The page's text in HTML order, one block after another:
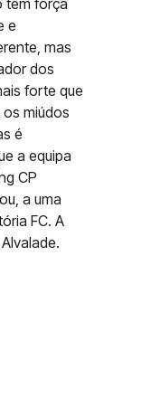
e
mas
dos
forte que
miúdos
é
a equipa
CP
a uma
FC. A